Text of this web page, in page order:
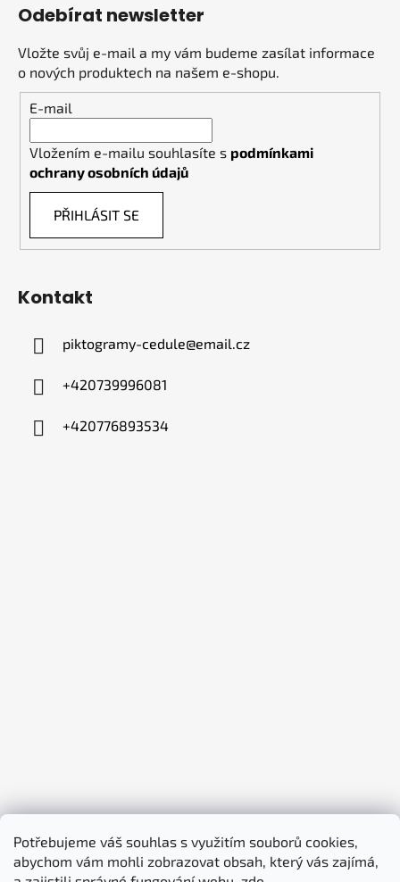
Potřebujeme váš souhlas s využitím souborů cookies,
abychom vám mohli zobrazovat obsah, který vás zajímá,
Odebírat newsletter
Vložte svůj e-mail a my vám budeme zasílat informace
o nových produktech na našem e-shopu.
E-mail
Vložením e-mailu souhlasíte s podmínkami
ochrany osobních údajů
PŘIHLÁSIT SE
Kontakt
piktogramy-cedule@email.cz
+420739996081
+420776893534
piktogramy-cedule.cz denex.cz